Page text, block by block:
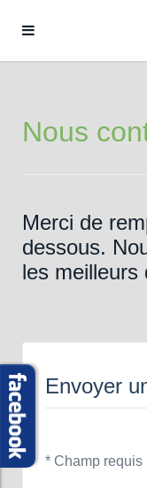
Nous
Merci de
dessous.
les meilleurs
Envoyer
* Champ requis